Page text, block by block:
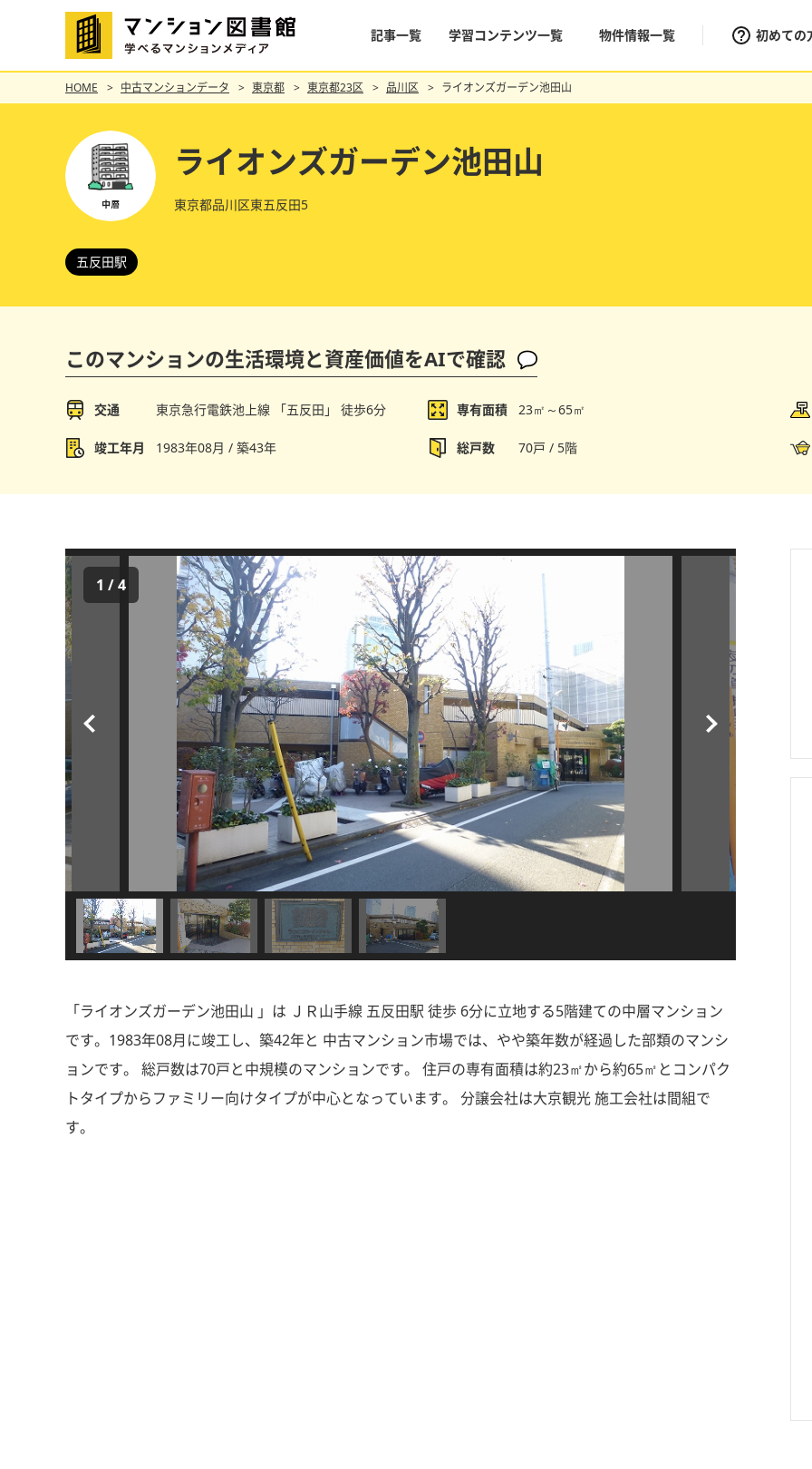
記事一覧 学習コンテンツ一覧 物件情報一覧 初めての
HOME 中古マンションデータ 東京都 東京都23区 品川区 ライオンズガーデン池田山
ライオンズガーデン池田山
東京都品川区東五反田5
五反田駅
このマンションの生活環境と資産価値をAIで確認
交通 東京急行電鉄池上線 「五反田」 徒歩6分 専有面積 23㎡～65㎡
竣工年月 1983年08月 / 築43年 総戸数 70戸 / 5階
1 /4
「ライオンズガーデン池田山 」は ＪＲ山手線 五反田駅 徒歩 6分に立地する5階建ての中層マンション
です。1983年08月に竣工し、築42年と 中古マンション市場では、やや築年数が経過した部類のマンシ
ョンです。 総戸数は70戸と中規模のマンションです。 住戸の専有面積は約23㎡から約65㎡とコンパク
トタイプからファミリー向けタイプが中心となっています。 分譲会社は大京観光 施工会社は間組で
す。